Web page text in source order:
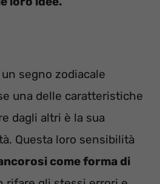
un segno zodiacale
una delle caratteristiche
dagli altri è la sua
Questa loro sensibilità
come forma di